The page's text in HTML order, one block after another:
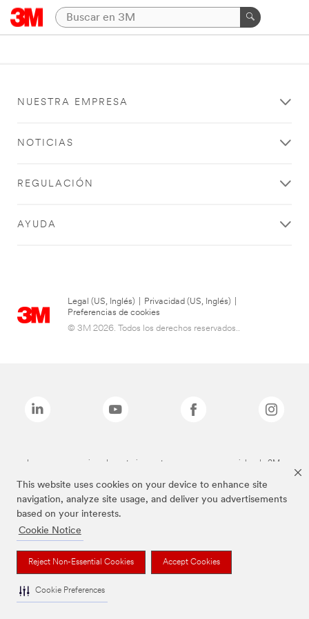
This website uses cookies on your device to enhance site
navigation, analyze site usage, and deliver you advertisements
based on your interests.
Cookie Notice
Reject Non-Essential Cookies Accept Cookies
Cookie Preferences
NUESTRA EMPRESA
NOTICIAS
REGULACIÓN
AYUDA
Legal (US, Inglés) Privacidad (US, Inglés)
Preferencias de cookies
© 3M 2026. Todos los derechos reservados..
Las marcas mencionadas anteriormente son marcas comerciales de 3M.